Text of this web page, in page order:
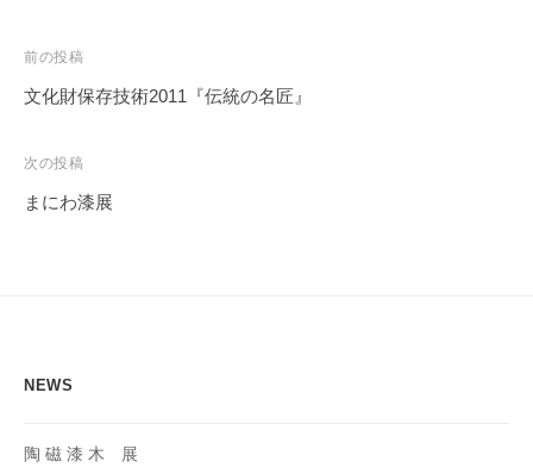
投
稿
ビ
ゲ
前の投稿
文化財保存技術2011『伝統の名匠』
次の投稿
まにわ漆展
NEWS
陶 磁 漆 木 展